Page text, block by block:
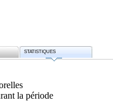
STATISTIQUES